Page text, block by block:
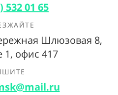
532 01 65
Шлюзовая 8,
1, офис 417